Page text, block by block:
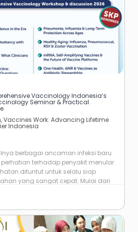
Vaccinology Indonesia’s
Seminar & Practical
Vaccines Work: Advancing Lifetime
Indonesia
berbagai ancaman infeksi baru
terhadap penyakit menular
dituntut untuk selalu siap
yang sangat cepat. Mulai dari
vaksin ...